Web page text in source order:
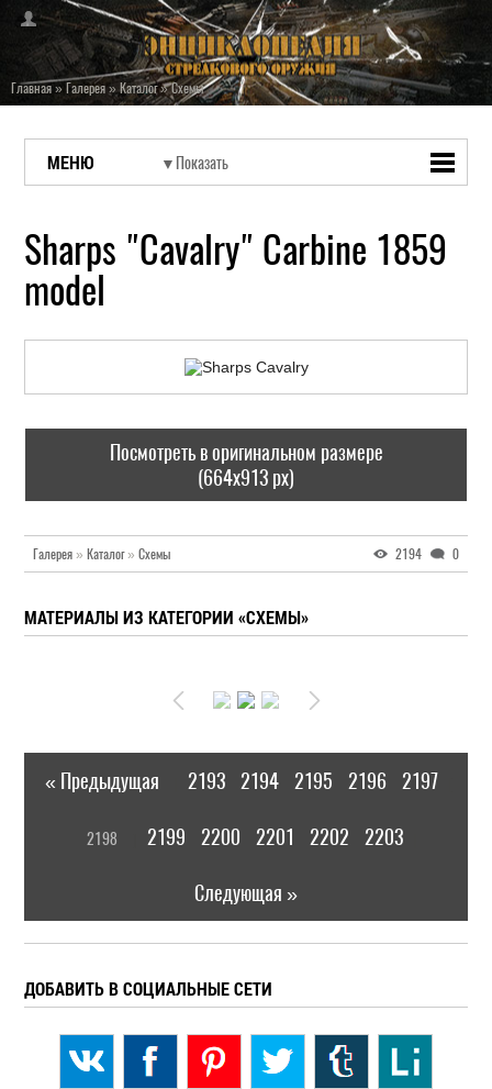
Главная»Галерея»Каталог»Схемы
МЕНЮ
Sharps "Cavalry" Carbine 1859
model
Посмотреть в оригинальном размере
(664x913 px)
Галерея » Каталог» Схемы 2194 0
МАТЕРИАЛЫ ИЗ КАТЕГОРИИ «СХЕМЫ»
« Предыдущая 2193 2194 2195 2196 2197
2198 2199 2200 2201 2202 2203
Следующая »
ДОБАВИТЬ В СОЦИАЛЬНЫЕ СЕТИ